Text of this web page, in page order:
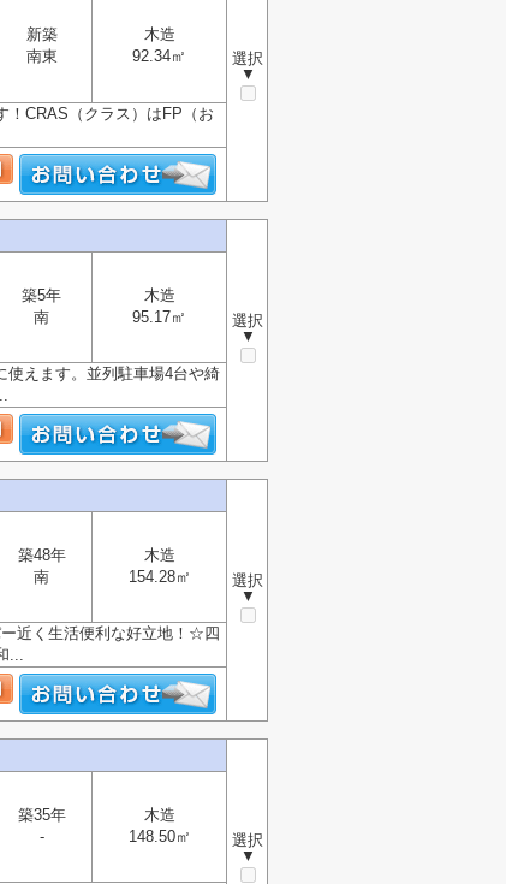
選択
▼
新築
南東
木造
92.34㎡
！CRAS（クラス）はFP（お
選択
▼
築5年
南
木造
95.17㎡
使えます。並列駐車場4台や綺
選択
▼
築48年
南
木造
154.28㎡
近く生活便利な好立地！☆四
...
選択
▼
築35年
-
木造
148.50㎡